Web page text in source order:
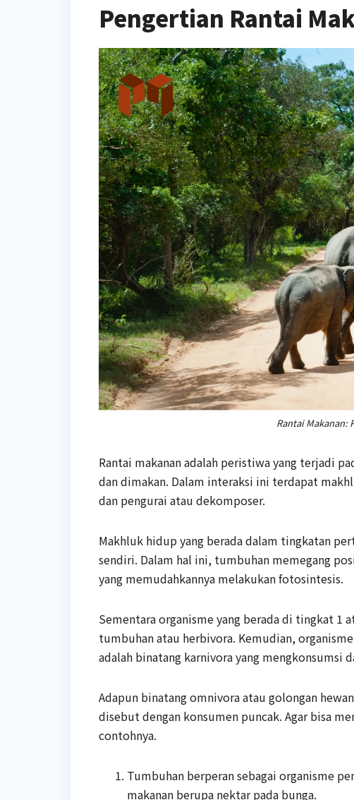
Pengertian Rantai
Rantai Makanan:
Rantai makanan adalah peristiwa yang terjadi
dan dimakan. Dalam interaksi ini terdapat
dan pengurai atau dekomposer.
Makhluk hidup yang berada dalam tingkatan
sendiri. Dalam hal ini, tumbuhan memegang
yang memudahkannya melakukan fotosintesis.
Sementara organisme yang berada di tingkat 1
tumbuhan atau herbivora. Kemudian,
adalah binatang karnivora yang mengkonsumsi
Adapun binatang omnivora atau golongan
disebut dengan konsumen puncak. Agar bisa
contohnya.
Tumbuhan berperan sebagai organisme
makanan berupa nektar pada bunga.